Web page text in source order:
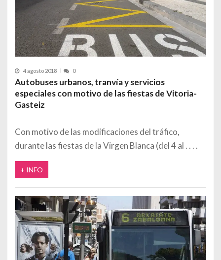
4 agosto 2018 0
Autobuses urbanos, tranvía y servicios
especiales con motivo de las fiestas de Vitoria-
Gasteiz
Con motivo de las modificaciones del tráfico,
durante las fiestas de la Virgen Blanca (del 4 al
+ INFO